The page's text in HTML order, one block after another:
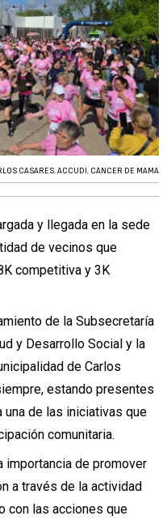
CASARES,ACCUDI , CÁNCER DE MAMA
y llegada en la sede
de vecinos que
competitiva y 3K
de la Subsecretaría
y Desarrollo Social y la
de Carlos
estando presentes
una de las iniciativas que
comunitaria.
de promover
a través de la actividad
con las acciones que